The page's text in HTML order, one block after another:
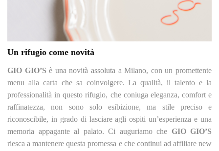
Un rifugio come novità
GIO GIO’S è una novità assoluta a Milano, con un promettente
menu alla carta che sa coinvolgere. La qualità, il talento e la
professionalità in questo rifugio, che coniuga eleganza, comfort e
raffinatezza, non sono solo esibizione, ma stile preciso e
riconoscibile, in grado di lasciare agli ospiti un’esperienza e una
memoria appagante al palato. Ci auguriamo che GIO GIO’S
riesca a mantenere questa promessa e che continui ad affiliare new